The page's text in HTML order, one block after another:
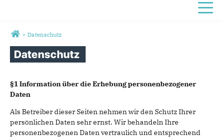
Sie sind hier
» Datenschutz
Datenschutz
Datenschutz
§1 Information über die Erhebung personenbezogener
Daten
Als Betreiber dieser Seiten nehmen wir den Schutz Ihrer
persönlichen Daten sehr ernst. Wir behandeln Ihre
personenbezogenen Daten vertraulich und entsprechend